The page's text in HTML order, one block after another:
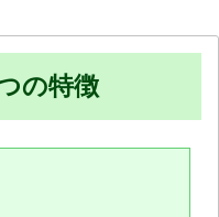
の特徴